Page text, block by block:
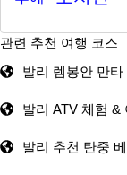
관련 추천 여행 코스
발리 렘봉안 만
발리 ATV 체험 &
발리 추천 탄중